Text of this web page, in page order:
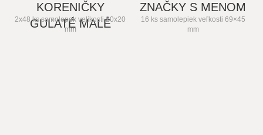
KORENIČKY
GUĽATÉ MALÉ
2x48 ks samolepek velikosti 20x20
mm
ZNAČKY S MENOM
16 ks samolepiek veľkosti 69×45
mm